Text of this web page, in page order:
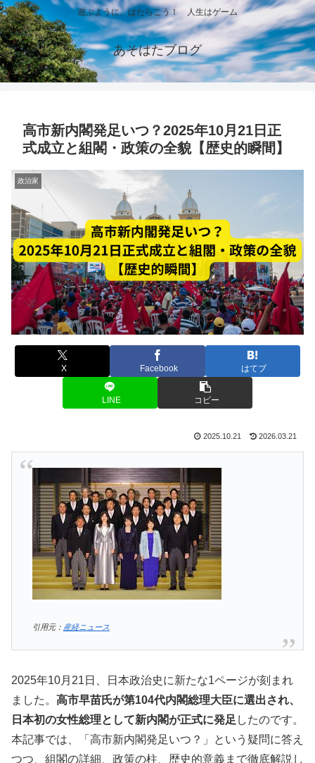
遊ぶように、はたらこう！ 人生はゲーム
あそはたブログ
高市新内閣発足いつ？2025年10月21日正
式成立と組閣・政策の全貌【歴史的瞬間】
政治家
X Facebook はてブ
LINE コピー
2025.10.21 2026.03.21
引用元： 産経ニュース
2025年10月21日、日本政治史に新たな1ページが刻まれ
ました。 高市早苗氏が第104代内閣総理大臣に選出され、
日本初の女性総理として新内閣が正式に発足 したのです。
本記事では、「高市新内閣発足いつ？」という疑問に答え
つつ、組閣の詳細、政策の柱、歴史的意義まで徹底解説し